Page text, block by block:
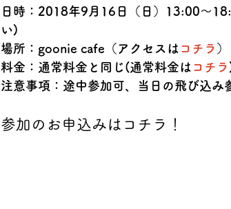
日時：2018年9月16日（日）13:00〜
い)
場所：goonie cafe（アクセスは コチラ ）
料金：通常料金と同じ(通常料金は コチラ
注意事項：途中参加可、当日の飛び込み
参加のお申込みはコチラ！